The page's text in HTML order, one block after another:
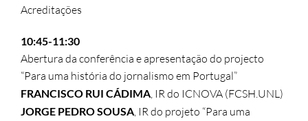
Acreditações
10:45-11:30
Abertura da conferência e apresentação do projecto
“Para uma história do jornalismo em Portugal”
FRANCISCO RUI CÁDIMA, IR do ICNOVA (FCSH.UNL)
JORGE PEDRO SOUSA, IR do projeto “Para uma